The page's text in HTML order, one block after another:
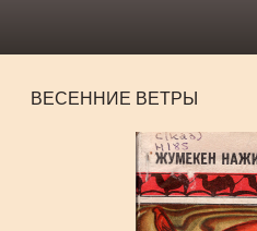
ВЕСЕННИЕ ВЕТРЫ